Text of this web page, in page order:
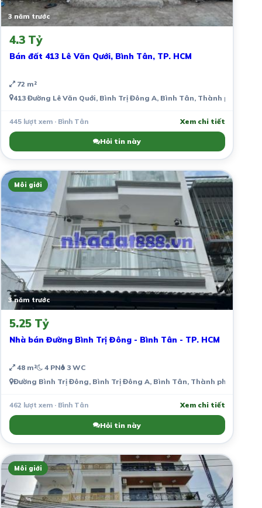
3 năm trước
4.3 Tỷ
Bán đất 413 Lê Văn Qưới, Bình Tân, TP. HCM
72 m²
413 Đường Lê Văn Quới, Bình Trị Đông A, Bình Tân, Thành phố Hồ
445 lượt xem · Bình Tân Xem chi tiết
Hỏi tin này
Môi giới
3 năm trước
5.25 Tỷ
Nhà bán Đường Bình Trị Đông - Bình Tân - TP. HCM
48 m² 4 PN 3 WC
Đường Bình Trị Đông, Bình Trị Đông A, Bình Tân, Thành phố Hồ Chí
462 lượt xem · Bình Tân Xem chi tiết
Hỏi tin này
Môi giới